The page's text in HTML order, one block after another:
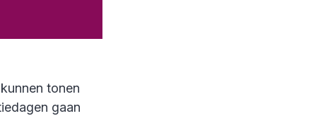
tonen
gaan